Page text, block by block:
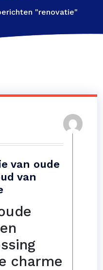
"renovatie"
van oude
van
charme